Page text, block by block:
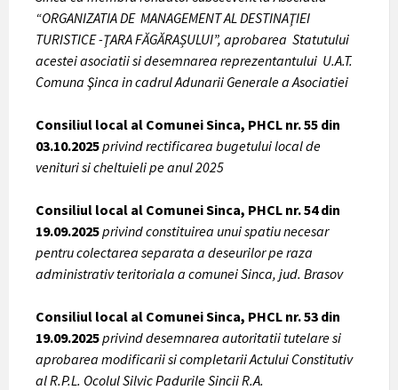
“ORGANIZATIA DE MANAGEMENT AL DESTINAŢIEI
TURISTICE -ŢARA FĂGĂRAȘULUI”, aprobarea Statutului
acestei asociatii si desemnarea reprezentantului U.A.T.
Comuna Şinca in cadrul Adunarii Generale a Asociatiei
Consiliul local al Comunei Sinca, PHCL nr. 55 din
03.10.2025privind rectificarea bugetului local de
venituri si cheltuieli pe anul 2025
Consiliul local al Comunei Sinca, PHCL nr. 54 din
19.09.2025privind constituirea unui spatiu necesar
pentru colectarea separata a deseurilor pe raza
administrativ teritoriala a comunei Sinca, jud. Brasov
Consiliul local al Comunei Sinca, PHCL nr. 53 din
19.09.2025privind desemnarea autoritatii tutelare si
aprobarea modificarii si completarii Actului Constitutiv
al R.P.L. Ocolul Silvic Padurile Sincii R.A.